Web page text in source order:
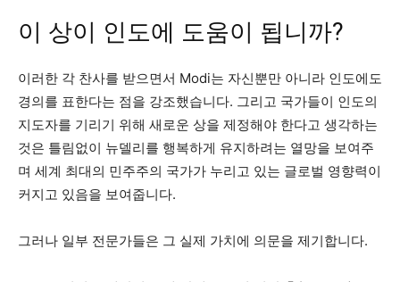
이 상이 인도에 도움이 됩니까?
이러한 각 찬사를 받으면서 Modi는 자신뿐만 아니라 인도에도
경의를 표한다는 점을 강조했습니다. 그리고 국가들이 인도의
지도자를 기리기 위해 새로운 상을 제정해야 한다고 생각하는
것은 틀림없이 뉴델리를 행복하게 유지하려는 열망을 보여주
며 세계 최대의 민주주의 국가가 누리고 있는 글로벌 영향력이
커지고 있음을 보여줍니다.
그러나 일부 전문가들은 그 실제 가치에 의문을 제기합니다.